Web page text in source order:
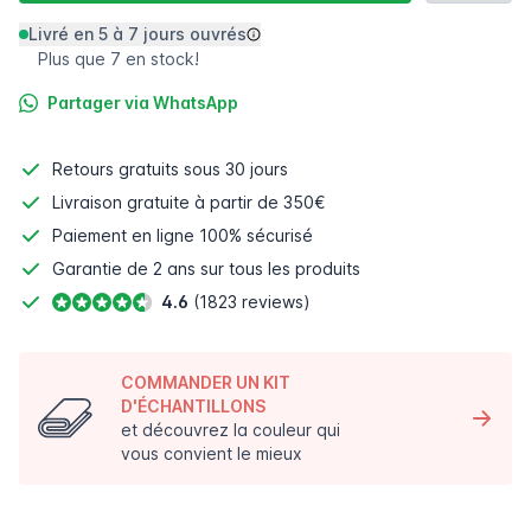
Livré en 5 à 7 jours ouvrés
Plus que 7 en stock!
Partager via WhatsApp
Retours gratuits sous 30 jours
Livraison gratuite à partir de 350€
Paiement en ligne 100% sécurisé
Garantie de 2 ans sur tous les produits
4.6 (1823 reviews)
COMMANDER UN KIT
D'ÉCHANTILLONS
et découvrez la couleur qui
vous convient le mieux